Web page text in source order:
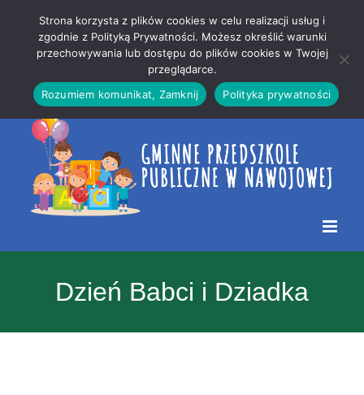
treści
strony
Dzień Babci i Dziadka
Strona korzysta z plików cookies w celu realizacji usług i
zgodnie z Polityką Prywatności. Możesz określić warunki
przechowywania lub dostępu do plików cookies w Twojej
przeglądarce.
Rozumiem komunikat, Zamknij
Polityka prywatności